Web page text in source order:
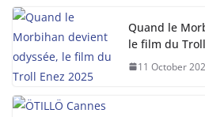
Quand le
le film du
11 October